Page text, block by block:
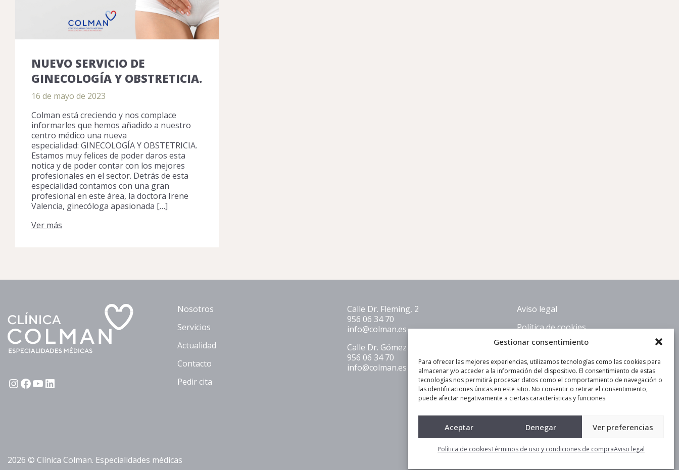
Gestionar consentimiento
Para ofrecer las mejores experiencias, utilizamos tecnologías como las cookies para
almacenar y/o acceder a la información del dispositivo. El consentimiento de estas
tecnologías nos permitirá procesar datos como el comportamiento de navegación o
las identificaciones únicas en este sitio. No consentir o retirar el consentimiento,
puede afectar negativamente a ciertas características y funciones.
Aceptar Denegar Ver preferencias
Política de cookiesTérminos de uso y condiciones de compraAviso legal
NUEVO SERVICIO DE
GINECOLOGÍA Y OBSTRETICIA.
16 de mayo de 2023
Colman está creciendo y nos complace
informarles que hemos añadido a nuestro
centro médico una nueva
especialidad: GINECOLOGÍA Y OBSTETRICIA.
Estamos muy felices de poder daros esta
notica y de poder contar con los mejores
profesionales en el sector. Detrás de esta
especialidad contamos con una gran
profesional en este área, la doctora Irene
Valencia, ginecóloga apasionada […]
Ver más
Instagram
Facebook
YouTube
LinkedIn
Nosotros
Servicios
Actualidad
Contacto
Pedir cita
Calle Dr. Fleming, 2
956 06 34 70
info@colman.es
Calle Dr. Gómez Plana 1 L.16
956 06 34 70
info@colman.es
Aviso legal
Política de cookies
2026 © Clínica Colman. Especialidades médicas